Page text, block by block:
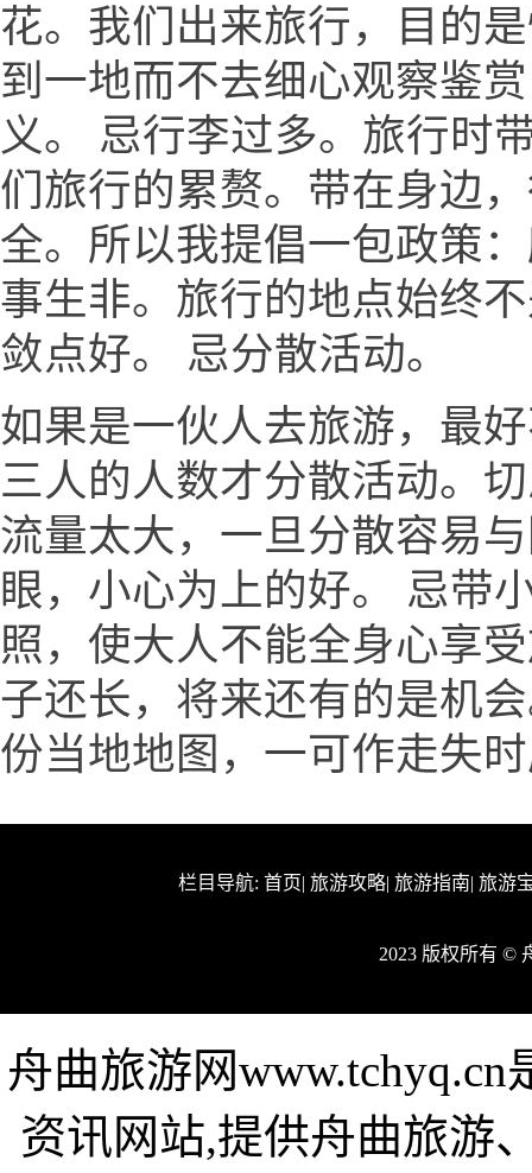
花。我们出来旅行，目的
到一地而不去细心观察鉴
义。 忌行李过多。旅行时
们旅行的累赘。带在身边
全。所以我提倡一包政策
事生非。旅行的地点始终
敛点好。 忌分散活动。
如果是一伙人去旅游，最
三人的人数才分散活动。
流量太大，一旦分散容易
眼，小心为上的好。 忌带
照，使大人不能全身心享
子还长，将来还有的是机
份当地地图，一可作走失
栏目导航: 首页| 旅游攻略| 旅游指南| 旅游
2023 版权所有 ©
舟曲旅游网
资讯网站,提供舟曲旅游